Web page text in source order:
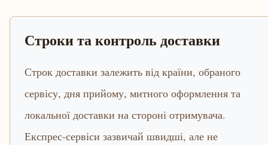
Строки та контроль доставки
Строк доставки залежить від країни, обраного
сервісу, дня прийому, митного оформлення та
локальної доставки на стороні отримувача.
Експрес-сервіси зазвичай швидші, але не